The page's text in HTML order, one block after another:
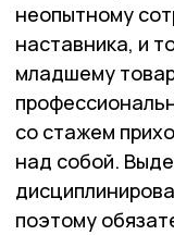
неопытному
наставника, и
младшему
со стажем
над собой.
поэтому